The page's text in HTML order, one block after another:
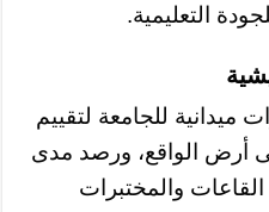
التعليمية.
ميدانية للجامعة لتقييم
أرض الواقع، ورصد مدى
والمختبرات